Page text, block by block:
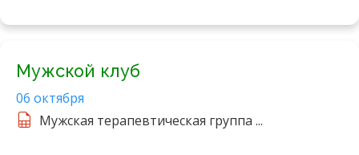
Мужской клуб
06 октября
Мужская терапевтическая группа ...